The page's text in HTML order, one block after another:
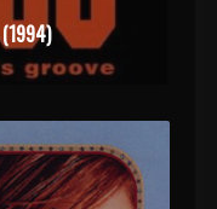
(1994)